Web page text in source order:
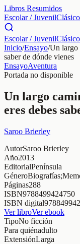
Libros Resumidos
Escolar / Juvenil
Escolar / Juvenil
Inicio/Ensayo/Un largo
saber de dónde vienes
EnsayoAventura
Portada no disponible
Un largo
eres debes
Saroo Brierley
AutorSaroo Brierley
Año2013
EditorialPenínsula
Género
Páginas288
ISBN9788499424750
ISBN digital
Ver libroVer ebook
TipoNo ficción
Para quiénadulto
ExtensiónLarga